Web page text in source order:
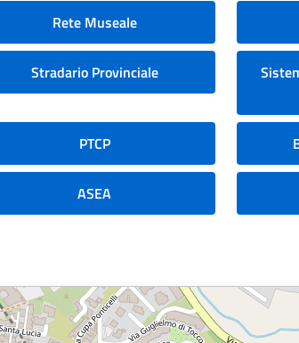
Rete Museale
Stradario Provinciale
PTCP
ASEA